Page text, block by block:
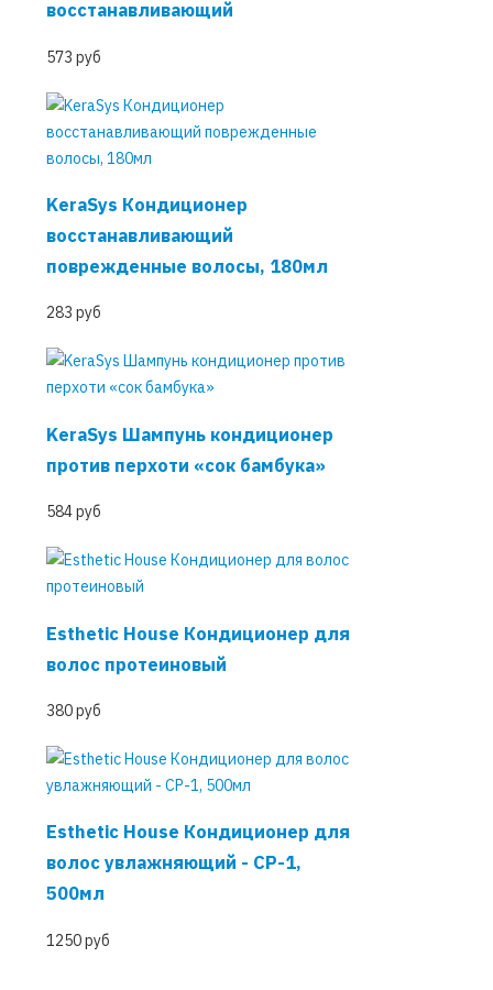
восстанавливающий
573 руб
KeraSys Кондиционер
восстанавливающий
поврежденные волосы, 180мл
283 руб
KeraSys Шампунь кондиционер
против перхоти «сок бамбука»
584 руб
Esthetic House Кондиционер для
волос протеиновый
380 руб
Esthetic House Кондиционер для
волос увлажняющий - CP-1,
500мл
1250 руб